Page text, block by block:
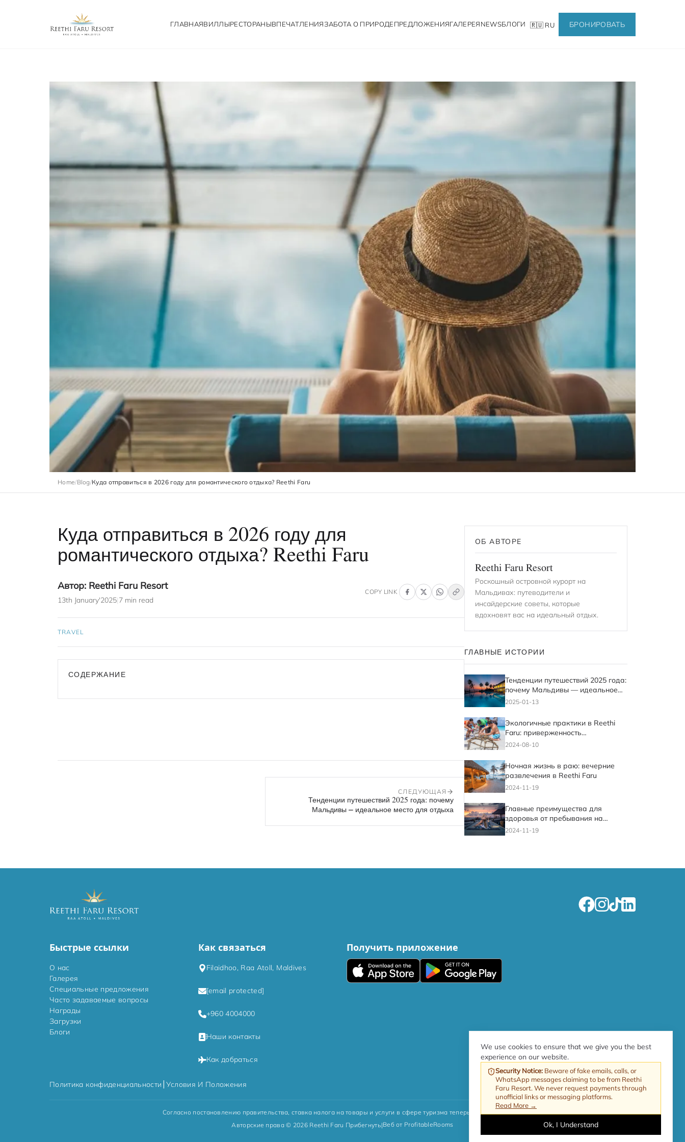
ГЛАВНАЯВИЛЛЫРЕСТОРАНЫВПЕЧАТЛЕНИЯЗАБОТА О ПРИРОДЕПРЕДЛОЖЕНИЯГАЛЕРЕЯNEWSБЛОГИ 🇷🇺 RU БРОНИРОВАТЬ
Home/Blog/Куда отправиться в 2026 году для романтического отдыха? Reethi Faru
Куда отправиться в 2026 году для
романтического отдыха? Reethi Faru
Автор: Reethi Faru Resort
13th January'2025|7 min read
COPY LINK
TRAVEL
СОДЕРЖАНИЕ
СЛЕДУЮЩАЯ
Тенденции путешествий 2025 года: почему
Мальдивы — идеальное место для отдыха
ОБ АВТОРЕ
Reethi Faru Resort
Роскошный островной курорт на
Мальдивах: путеводители и
инсайдерские советы, которые
вдохновят вас на идеальный отдых.
ГЛАВНЫЕ ИСТОРИИ
Тенденции путешествий 2025 года:
почему Мальдивы — идеальное
место для отдыха
2025-01-13
Экологичные практики в Reethi
Faru: приверженность
экологическому туризму
2024-08-10
Ночная жизнь в раю: вечерние
развлечения в Reethi Faru
2024-11-19
Главные преимущества для
здоровья от пребывания на
курорте Reethi Faru
2024-11-19
Быстрые ссылки
О нас
Галерея
Специальные предложения
Часто задаваемые вопросы
Награды
Загрузки
Блоги
Как связаться
Filaidhoo, Raa Atoll, Maldives
[email protected]
+960 4004000
Наши контакты
Как добраться
Получить приложение
Политика конфиденциальности |Условия И Положения
Согласно постановлению правительства, ставка налога на товары и услуги в сфере туризма теперь составляет 17%.
Авторские права © 2026 Reethi Faru Прибегнуть|Веб от ProfitableRooms
We use cookies to ensure that we give you the best
experience on our website.
Security Notice: Beware of fake emails, calls, or
WhatsApp messages claiming to be from Reethi
Faru Resort. We never request payments through
unofficial links or messaging platforms.
Read More →
Ok, I Understand